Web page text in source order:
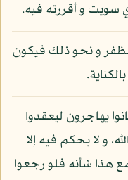
سويت و أقررته فيه.
و نحو ذلك فيكون
يهاجرون ليعقدوا
و لا يحكم فيه إلا
هذا شأنه فلو رجعوا